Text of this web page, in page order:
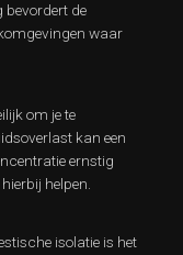
bevordert de
waar
om je te
kan een
ernstig
helpen.
isolatie is het